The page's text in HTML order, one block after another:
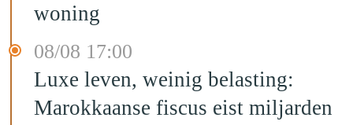
woning
08/08 17:00
Luxe leven, weinig belasting:
Marokkaanse fiscus eist miljarden